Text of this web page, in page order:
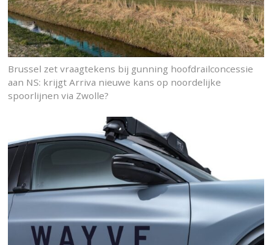
Brussel zet vraagtekens bij gunning hoofdrailconcessie
aan NS: krijgt Arriva nieuwe kans op noordelijke
spoorlijnen via Zwolle?